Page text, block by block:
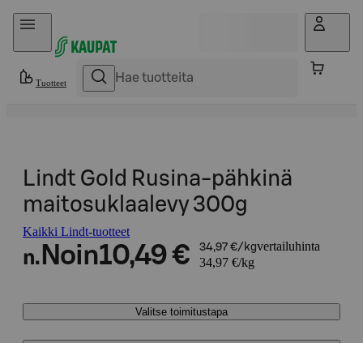
Hyppää sisältöön
Tuotteet
Lindt Gold Rusina-pähkinä
maitosuklaalevy 300g
Kaikki Lindt-tuotteet
n. Noin10,49 € 34,97 €/kgvertailuhinta
34,97 €/kg
Valitse toimitustapa